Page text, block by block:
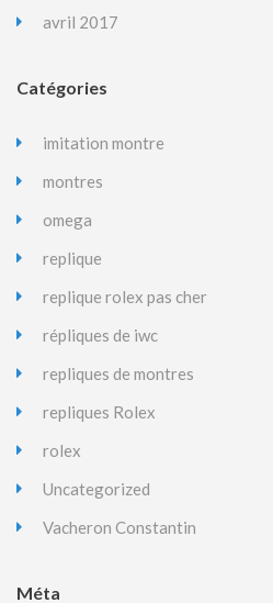
avril 2017
Catégories
imitation montre
montres
omega
replique
replique rolex pas cher
répliques de iwc
repliques de montres
repliques Rolex
rolex
Uncategorized
Vacheron Constantin
Méta